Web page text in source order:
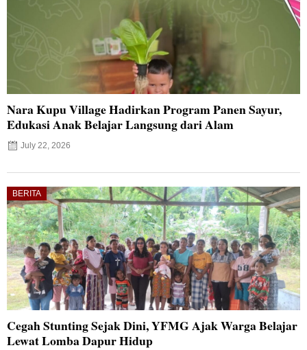
Nara Kupu Village Hadirkan Program Panen Sayur,
Edukasi Anak Belajar Langsung dari Alam
July 22, 2026
BERITA
Cegah Stunting Sejak Dini, YFMG Ajak Warga Belajar
Lewat Lomba Dapur Hidup